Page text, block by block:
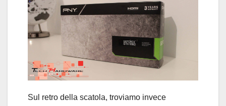
Sul retro della scatola, troviamo invece